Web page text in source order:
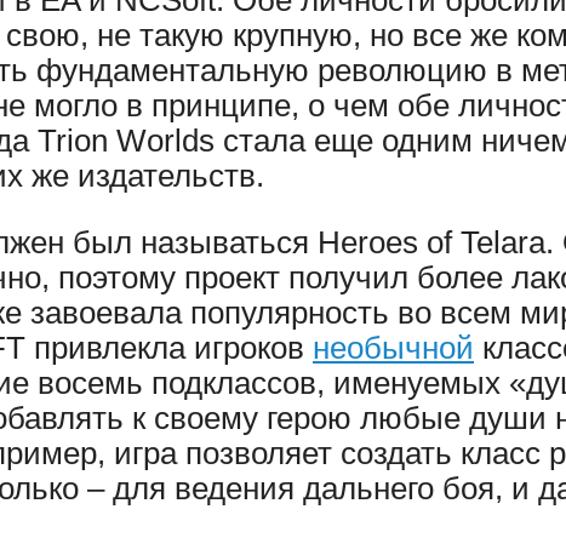
не такую крупную, но все же
фундаментальную революцию в
могло в принципе, о чем обе
Trion Worlds стала еще одним
же издательств.
был называться Heroes of Telara.
поэтому проект получил более
завоевала популярность во всем
привлекла игроков необычной
восемь подклассов, именуемых
к своему герою любые
игра позволяет создать класс
– для ведения дальнего боя,